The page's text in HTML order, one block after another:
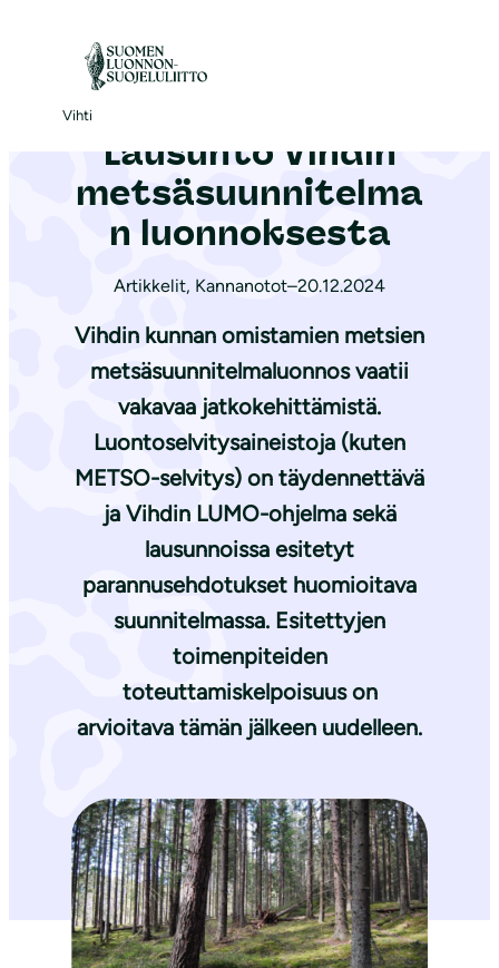
Vihti
Etusivu|Ajankohtaista
Lausunto Vihdin
metsäsuunnitelma
n luonnoksesta
Artikkelit, Kannanotot–20.12.2024
Vihdin kunnan omistamien metsien
metsäsuunnitelmaluonnos vaatii
vakavaa jatkokehittämistä.
Luontoselvitysaineistoja (kuten
METSO-selvitys) on täydennettävä
ja Vihdin LUMO-ohjelma sekä
lausunnoissa esitetyt
parannusehdotukset huomioitava
suunnitelmassa. Esitettyjen
toimenpiteiden
toteuttamiskelpoisuus on
arvioitava tämän jälkeen uudelleen.